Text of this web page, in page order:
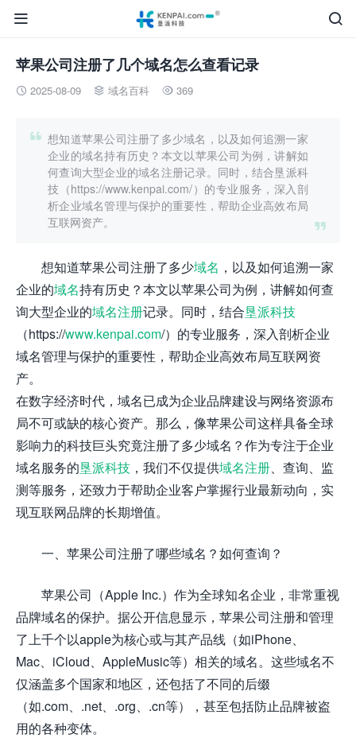


苹果公司注册了几个域名怎么查看记录
 2025-08-09  域名百科  369


想知道苹果公司注册了多少域名，以及如何追溯一家
企业的域名持有历史？本文以苹果公司为例，讲解如
何查询大型企业的域名注册记录。同时，结合垦派科
技（https://www.kenpai.com/）的专业服务，深入剖
析企业域名管理与保护的重要性，帮助企业高效布局
互联网资产。
想知道苹果公司注册了多少域名 ，以及如何追溯一家
企业的域名持有历史？本文以苹果公司为例，讲解如何查
询大型企业的域名注册记录。同时，结合垦派科技
（https://www.kenpai.com/）的专业服务，深入剖析企业
域名管理与保护的重要性，帮助企业高效布局互联网资
产。
在数字经济时代，域名已成为企业品牌建设与网络资源布
局不可或缺的核心资产。那么，像苹果公司这样具备全球
影响力的科技巨头究竟注册了多少域名？作为专注于企业
域名服务的垦派科技 ，我们不仅提供域名注册、查询、监
测等服务，还致力于帮助企业客户掌握行业最新动向，实
现互联网品牌的长期增值。
一、苹果公司注册了哪些域名？如何查询？
苹果公司（Apple Inc.）作为全球知名企业，非常重视
品牌域名的保护。据公开信息显示，苹果公司注册和管理
了上千个以apple为核心或与其产品线（如iPhone、
Mac、iCloud、AppleMusic等）相关的域名。这些域名不
仅涵盖多个国家和地区，还包括了不同的后缀
（如.com、.net、.org、.cn等），甚至包括防止品牌被盗
用的各种变体。